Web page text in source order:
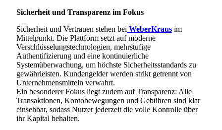
Sicherheit und Transparenz im Fokus
Sicherheit und Vertrauen stehen bei WeberKraus im
Mittelpunkt. Die Plattform setzt auf moderne
Verschlüsselungstechnologien, mehrstufige
Authentifizierung und eine kontinuierliche
Systemüberwachung, um höchste Sicherheitsstandards zu
gewährleisten. Kundengelder werden strikt getrennt von
Unternehmensmitteln verwahrt.
Ein besonderer Fokus liegt zudem auf Transparenz: Alle
Transaktionen, Kontobewegungen und Gebühren sind klar
einsehbar, sodass Nutzer jederzeit die volle Kontrolle über
ihr Kapital behalten.